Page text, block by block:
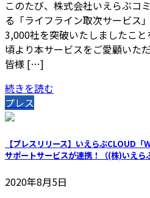
このたび、株式会社いえらぶコ
る「ライフライン取次サービス
3,000社を突破いたしましたこ
頃より本サービスをご愛顧いた
皆様 […]
続きを読む
プレス
【プレスリリース】いえらぶCLOUD
サポートサービスが連携！（(株)いえら
2020年8月5日